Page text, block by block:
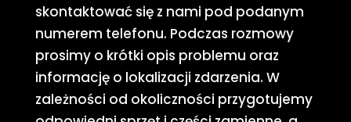
skontaktować się z nami pod podanym
numerem telefonu. Podczas rozmowy
prosimy o krótki opis problemu oraz
informację o lokalizacji zdarzenia. W
zależności od okoliczności przygotujemy